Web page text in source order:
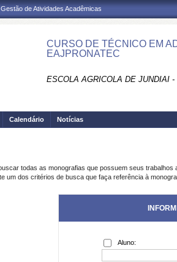
de Atividades Acadêmicas
CURSO DE TÉCNICO EM
EAJPRONATEC
ESCOLA AGRICOLA DE JUNDIAI
Calendário Notícias
todas as monografias que possuem seus trabalhos
um dos critérios de busca que faça referência à
Aluno: